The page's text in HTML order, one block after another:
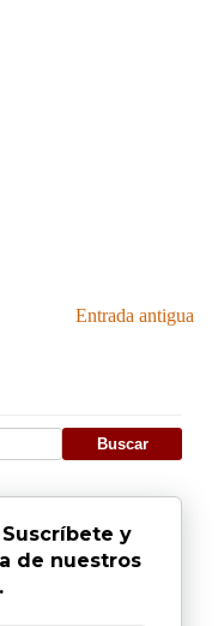
Entrada antigua
Suscríbete y
de nuestros